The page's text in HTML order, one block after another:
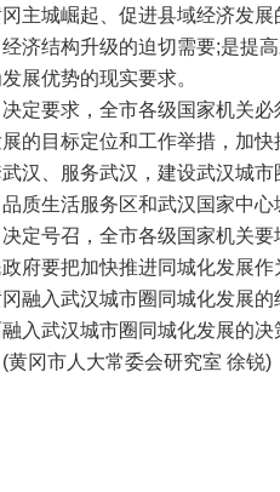
主城崛起、促进县域经济发
济结构升级的迫切需要;是提
展优势的现实要求。
要求，全市各级国家机关必
的目标定位和工作举措，加快
汉、服务武汉，建设武汉城
质生活服务区和武汉国家中心
号召，全市各级国家机关要
政府要把加快推进同城化发展
融入武汉城市圈同城化发展
入武汉城市圈同城化发展的
市人大常委会研究室 徐锐)